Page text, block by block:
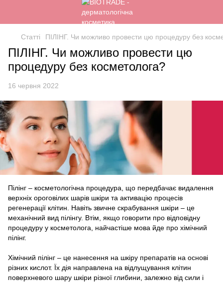
Статті ПІЛІНГ. Чи можливо провести цю процедуру без
ПІЛІНГ. Чи можливо провести цю
процедуру без косметолога?
16 червня 2022
Пілінг – косметологічна процедура, що передбачає видалення
верхніх ороговілих шарів шкіри та активацію процесів
регенерації клітин. Навіть звичне скрабування шкіри – це
механічний вид пілінгу. Втім, якщо говорити про відповідну
процедуру у косметолога, найчастіше мова йде про хімічний
пілінг.
Хімічний пілінг – це нанесення на шкіру препаратів на основі
різних кислот. Їх дія направлена на відлущування клітин
поверхневого шару шкіри різної глибини, залежно від сили і